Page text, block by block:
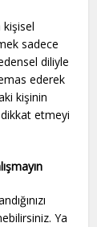
kişisel
sadece
diliyle
ederek
kişinin
etmeyi
Ya